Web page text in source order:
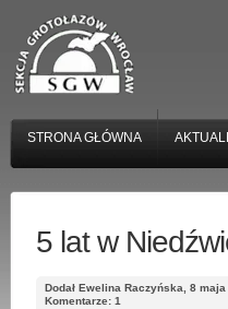
STRONA GŁÓWNA
5 lat w
Dodał Ewelina Raczyńska, 8 maja
Komentarze: 1